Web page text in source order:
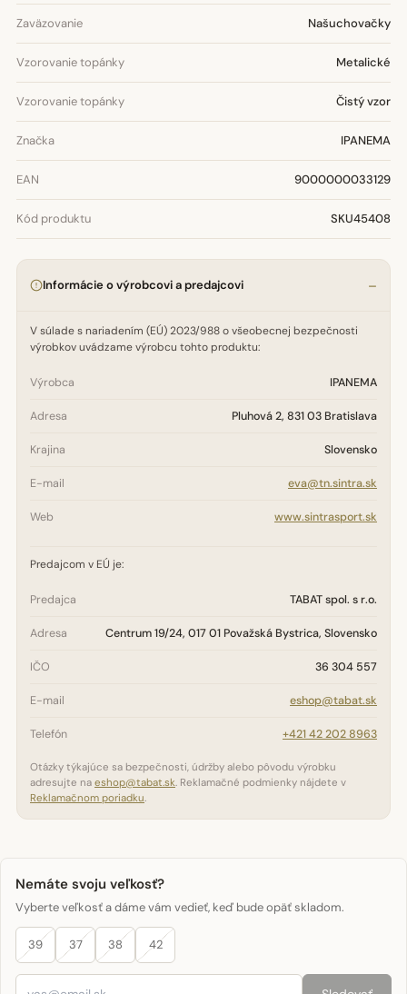
Zaväzovanie Našuchovačky
Vzorovanie topánky Metalické
Vzorovanie topánky Čistý vzor
Značka IPANEMA
EAN 9000000033129
Kód produktu SKU45408
Informácie o výrobcovi a predajcovi
V súlade s nariadením (EÚ) 2023/988 o všeobecnej bezpečnosti
výrobkov uvádzame výrobcu tohto produktu:
Výrobca IPANEMA
Adresa Pluhová 2, 831 03 Bratislava
Krajina Slovensko
E-mail eva@tn.sintra.sk
Web www.sintrasport.sk
Predajcom v EÚ je:
Predajca TABAT spol. s r.o.
Adresa Centrum 19/24, 017 01 Považská Bystrica, Slovensko
IČO 36 304 557
E-mail eshop@tabat.sk
Telefón +421 42 202 8963
Otázky týkajúce sa bezpečnosti, údržby alebo pôvodu výrobku
adresujte na eshop@tabat.sk. Reklamačné podmienky nájdete v
Reklamačnom poriadku.
Nemáte svoju veľkosť?
Vyberte veľkosť a dáme vám vedieť, keď bude opäť skladom.
39 37 38 42